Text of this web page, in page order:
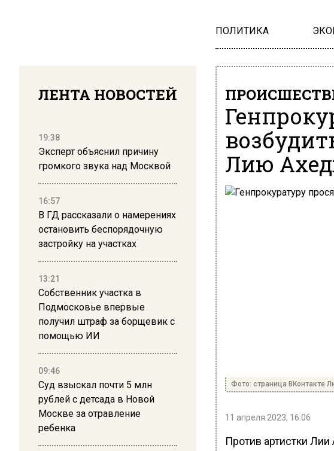
ПОЛИТИКА
ЛЕНТА НОВОСТЕЙ
19:38
Эксперт объяснил причину
громкого звука над Москвой
16:57
В ГД рассказали о намерениях
остановить беспорядочную
застройку на участках
13:21
Собственник участка в
Подмосковье впервые
получил штраф за борщевик с
помощью ИИ
09:46
Суд взыскал почти 5 млн
рублей с детсада в Новой
Москве за отравление
ребенка
Лию
Фото: страница ВКонтакте
11 апреля 2023, 16:06
Против артистки